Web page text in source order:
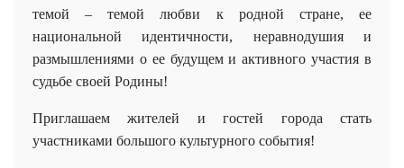
темой – темой любви к родной стране, ее
национальной идентичности, неравнодушия и
размышлениями о ее будущем и активного участия в
судьбе своей Родины!
Приглашаем жителей и гостей города стать
участниками большого культурного события!